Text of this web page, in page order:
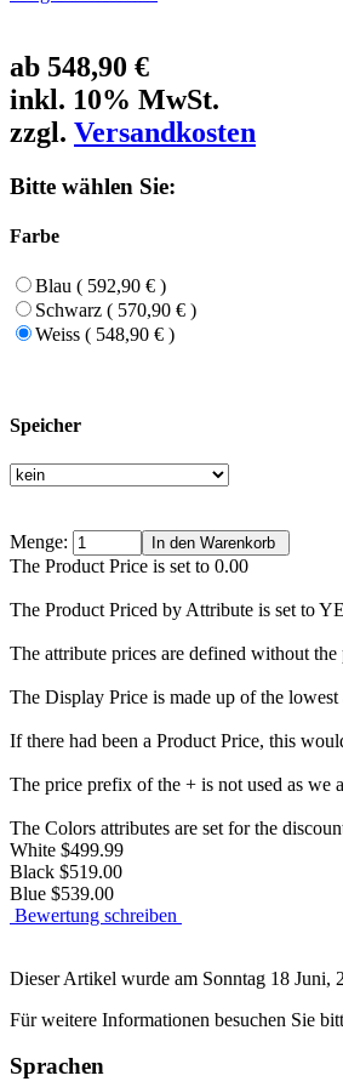
ab 548,90 €
inkl. 10% MwSt.
zzgl. Versandkosten
Bitte wählen Sie:
Farbe
Blau ( 592,90 € )
Schwarz ( 570,90 € )
Weiss ( 548,90 € )
Speicher
Menge:
The Product Price is set to 0.00
The Product Priced by Attribute is set to
The attribute prices are defined without
The Display Price is made up of the
If there had been a Product Price, this
The price prefix of the + is not used as we
The Colors attributes are set for the
White $499.99
Black $519.00
Blue $539.00
Bewertung schreiben
Dieser Artikel wurde am Sonntag 18 Juni,
Für weitere Informationen besuchen Sie
Sprachen